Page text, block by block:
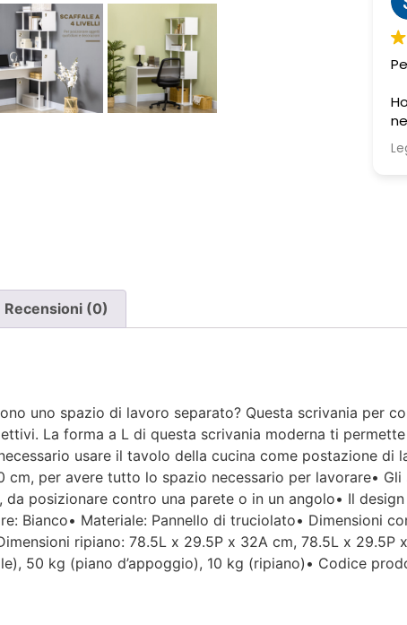
Pessima esperienza.
Ho acquistato due poltrone, ma
stato comunicato che erano in
corriere. Da allora nessun
Per un'azienda che vende
esclusivamente online, mi
aspettavo un servizio clienti molto
più efficiente. L'assistenza è
disponibile solo in fasce orarie
molto limitate e, nel mio caso, la
gestione del post-vendita è stata
lenta e poco rassicurante.
Recensioni (0)
uno spazio di lavoro separato? Questa scrivania per
La forma a L di questa scrivania moderna ti
usare il tavolo della cucina come postazione di
cm, per avere tutto lo spazio necessario per lavorare•
posizionare contro una parete o in un angolo• Il
Bianco• Materiale: Pannello di truciolato• Dimensioni
ripiano: 78.5L x 29.5P x 32A cm, 78.5L x 29.5P
50 kg (piano d’appoggio), 10 kg (ripiano)• Codice